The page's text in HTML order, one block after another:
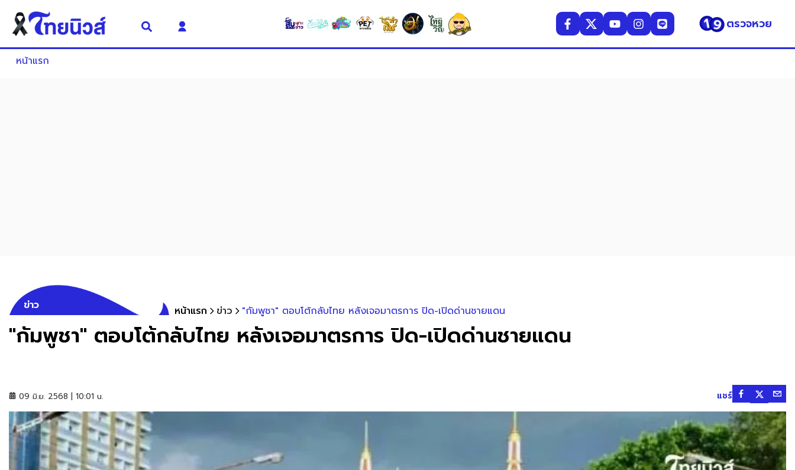
ตรวจหวย
หน้าแรก
ข่าว หน้าแรก ข่าว "กัมพูชา" ตอบโต้กลับไทย หลังเจอมาตรการ ปิด-เปิดด่านชายแดน
"กัมพูชา" ตอบโต้กลับไทย หลังเจอมาตรการ ปิด-เปิดด่านชายแดน
09 มิ.ย. 2568 | 10:01 น. แชร์